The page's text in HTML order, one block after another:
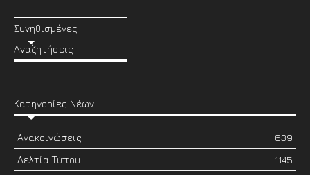
Συνηθισμένες
Αναζητήσεις
Κατηγορίες Νέων
Ανακοινώσεις
639
Δελτία Τύπου
1145